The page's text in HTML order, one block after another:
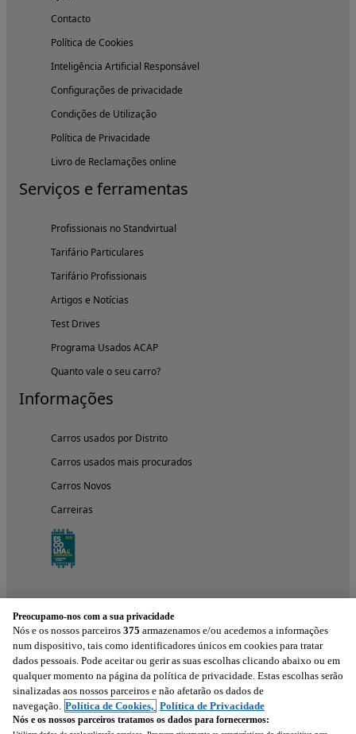
Contacto
Política de Cookies
Inteligência Artificial Responsável
Configurações de privacidade
Condições de Utilização
Política de Privacidade
Livro de Reclamações online
Serviços e ferramentas
Profissionais no Standvirtual
Tarifário Particulares
Tarifário Profissionais
Artigos e Notícias
Test Drives
Programa Usados ACAP
Quanto vale o seu carro?
Informações
Carros usados por Distrito
Carros usados mais procurados
Carros Novos
Carreiras
Experimenta a aplicação
Preocupamo-nos com a sua privacidade
Nós e os nossos parceiros 375 armazenamos e/ou acedemos a informações
num dispositivo, tais como identificadores únicos em cookies para tratar
dados pessoais. Pode aceitar ou gerir as suas escolhas clicando abaixo ou em
qualquer momento na página da política de privacidade. Estas escolhas serão
sinalizadas aos nossos parceiros e não afetarão os dados de
navegação. Política de Cookies, Política de Privacidade
Nós e os nossos parceiros tratamos os dados para fornecermos: